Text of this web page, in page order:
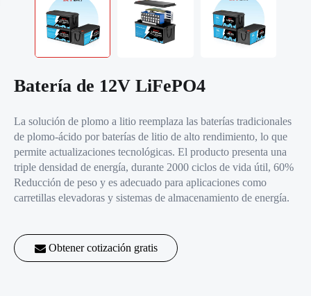
Batería de 12V LiFePO4
La solución de plomo a litio reemplaza las baterías tradicionales
de plomo-ácido por baterías de litio de alto rendimiento, lo que
permite actualizaciones tecnológicas. El producto presenta una
triple densidad de energía, durante 2000 ciclos de vida útil, 60%
Reducción de peso y es adecuado para aplicaciones como
carretillas elevadoras y sistemas de almacenamiento de energía.
Obtener cotización gratis